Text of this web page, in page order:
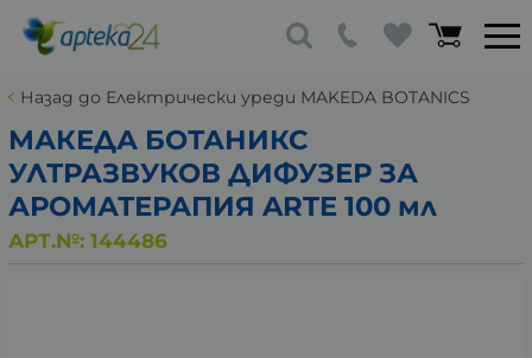
Назад до Електрически уреди MAKEDA BOTANICS
МАКЕДА БОТАНИКС
УЛТРАЗВУКОВ ДИФУЗЕР ЗА
АРОМАТЕРАПИЯ ARTE 100 мл
АРТ.№: 144486